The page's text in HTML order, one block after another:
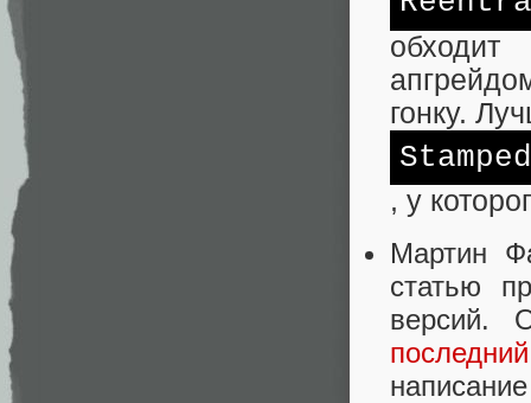
гонку.
, у
Мартин
статью
версий.